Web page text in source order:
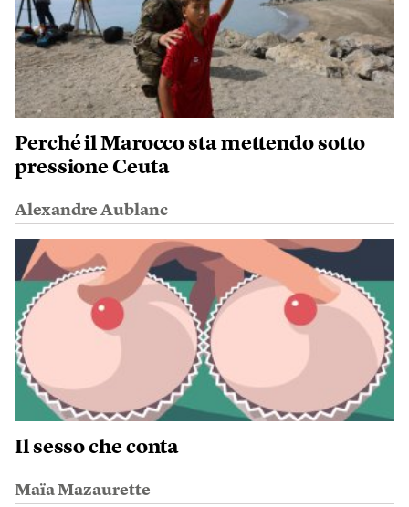
Perché il Marocco sta mettendo sotto
pressione Ceuta
Alexandre Aublanc
Il sesso che conta
Maïa Mazaurette